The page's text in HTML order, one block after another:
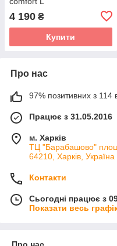
4 190 ₴
Купити
Про нас
97% позитивних з 114
Працює з 31.05.2016
м. Харків
ТЦ "Барабашово"
64210, Харків, Україна
Контакти
Сьогодні працює з
Показати весь